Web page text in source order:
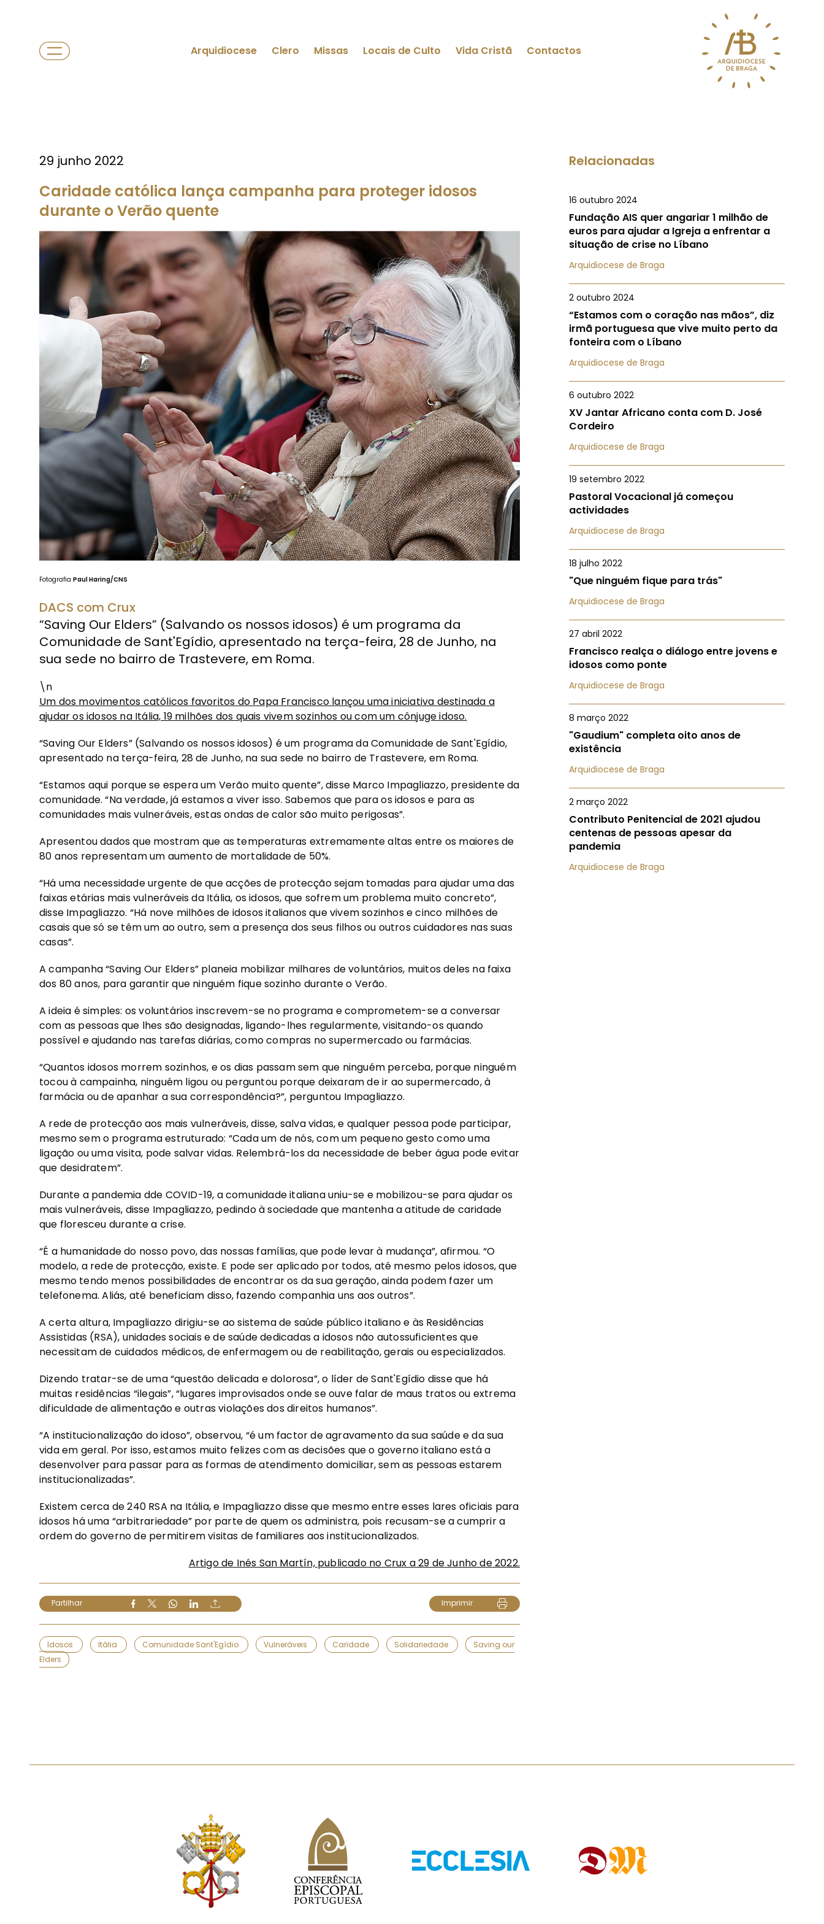
Arquidiocese Clero Missas Locais de Culto Vida Cristã Contactos
29 junho 2022
Caridade católica lança campanha para proteger idosos
durante o Verão quente
Fotografia Paul Haring/CNS
DACS com Crux
“Saving Our Elders” (Salvando os nossos idosos) é um programa da
Comunidade de Sant'Egídio, apresentado na terça-feira, 28 de Junho, na
sua sede no bairro de Trastevere, em Roma.
\n
Um dos movimentos católicos favoritos do Papa Francisco lançou uma iniciativa destinada a
ajudar os idosos na Itália, 19 milhões dos quais vivem sozinhos ou com um cônjuge idoso.
“Saving Our Elders” (Salvando os nossos idosos) é um programa da Comunidade de Sant'Egídio,
apresentado na terça-feira, 28 de Junho, na sua sede no bairro de Trastevere, em Roma.
“Estamos aqui porque se espera um Verão muito quente”, disse Marco Impagliazzo, presidente da
comunidade. “Na verdade, já estamos a viver isso. Sabemos que para os idosos e para as
comunidades mais vulneráveis, estas ondas de calor são muito perigosas”.
Apresentou dados que mostram que as temperaturas extremamente altas entre os maiores de
80 anos representam um aumento de mortalidade de 50%.
“Há uma necessidade urgente de que acções de protecção sejam tomadas para ajudar uma das
faixas etárias mais vulneráveis ​​da Itália, os idosos, que sofrem um problema muito concreto”,
disse Impagliazzo. “Há nove milhões de idosos italianos que vivem sozinhos e cinco milhões de
casais que só se têm um ao outro, sem a presença dos seus filhos ou outros cuidadores nas suas
casas”.
A campanha “Saving Our Elders” planeia mobilizar milhares de voluntários, muitos deles na faixa
dos 80 anos, para garantir que ninguém fique sozinho durante o Verão.
A ideia é simples: os voluntários inscrevem-se no programa e comprometem-se a conversar
com as pessoas que lhes são designadas, ligando-lhes regularmente, visitando-os quando
possível e ajudando nas tarefas diárias, como compras no supermercado ou farmácias.
“Quantos idosos morrem sozinhos, e os dias passam sem que ninguém perceba, porque ninguém
tocou à campainha, ninguém ligou ou perguntou porque deixaram de ir ao supermercado, à
farmácia ou de apanhar a sua correspondência?”, perguntou Impagliazzo.
A rede de protecção aos mais vulneráveis, disse, salva vidas, e qualquer pessoa pode participar,
mesmo sem o programa estruturado: “Cada um de nós, com um pequeno gesto como uma
ligação ou uma visita, pode salvar vidas. Relembrá-los da necessidade de beber água pode evitar
que desidratem”.
Durante a pandemia dde COVID-19, a comunidade italiana uniu-se e mobilizou-se para ajudar os
mais vulneráveis, disse Impagliazzo, pedindo à sociedade que mantenha a atitude de caridade
que floresceu durante a crise.
“É a humanidade do nosso povo, das nossas famílias, que pode levar à mudança”, afirmou. “O
modelo, a rede de protecção, existe. E pode ser aplicado por todos, até mesmo pelos idosos, que
mesmo tendo menos possibilidades de encontrar os da sua geração, ainda podem fazer um
telefonema. Aliás, até beneficiam disso, fazendo companhia uns aos outros”.
A certa altura, Impagliazzo dirigiu-se ao sistema de saúde público italiano e às Residências
Assistidas (RSA), unidades sociais e de saúde dedicadas a idosos não autossuficientes que
necessitam de cuidados médicos, de enfermagem ou de reabilitação, gerais ou especializados.
Dizendo tratar-se de uma “questão delicada e dolorosa”, o líder de Sant'Egídio disse que há
muitas residências “ilegais”, “lugares improvisados ​​onde se ouve falar de maus tratos ou extrema
dificuldade de alimentação e outras violações dos direitos humanos”.
“A institucionalização do idoso”, observou, “é um factor de agravamento da sua saúde e da sua
vida em geral. Por isso, estamos muito felizes com as decisões que o governo italiano está a
desenvolver para passar para as formas de atendimento domiciliar, sem as pessoas estarem
institucionalizadas”.
Existem cerca de 240 RSA na Itália, e Impagliazzo disse que mesmo entre esses lares oficiais para
idosos há uma “arbitrariedade” por parte de quem os administra, pois recusam-se a cumprir a
ordem do governo de permitirem visitas de familiares aos institucionalizados.
Artigo de Inés San Martín, publicado no Crux a 29 de Junho de 2022.
Partilhar Imprimir
Idosos Itália Comunidade Sant'Egídio Vulneráveis Caridade Solidariedade
Saving our
Elders
Relacionadas
16 outubro 2024
Fundação AIS quer angariar 1 milhão de
euros para ajudar a Igreja a enfrentar a
situação de crise no Líbano
Arquidiocese de Braga
2 outubro 2024
“Estamos com o coração nas mãos”, diz
irmã portuguesa que vive muito perto da
fonteira com o Líbano
Arquidiocese de Braga
6 outubro 2022
XV Jantar Africano conta com D. José
Cordeiro
Arquidiocese de Braga
19 setembro 2022
Pastoral Vocacional já começou
actividades
Arquidiocese de Braga
18 julho 2022
"Que ninguém fique para trás"
Arquidiocese de Braga
27 abril 2022
Francisco realça o diálogo entre jovens e
idosos como ponte
Arquidiocese de Braga
8 março 2022
"Gaudium" completa oito anos de
existência
Arquidiocese de Braga
2 março 2022
Contributo Penitencial de 2021 ajudou
centenas de pessoas apesar da
pandemia
Arquidiocese de Braga